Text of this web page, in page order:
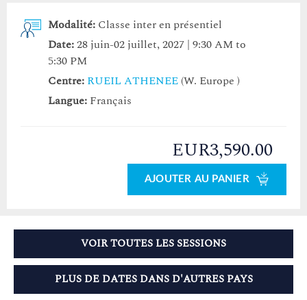
Modalité: Classe inter en présentiel
Date:28 juin-02 juillet, 2027 | 9:30 AM to
5:30 PM
Centre: RUEIL ATHENEE (W. Europe )
Langue: Français
EUR3,590.00
AJOUTER AU PANIER
VOIR TOUTES LES SESSIONS
PLUS DE DATES DANS D'AUTRES PAYS